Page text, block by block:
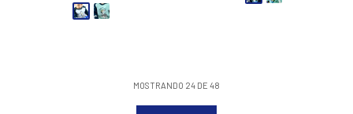
MOSTRANDO 24 DE 48